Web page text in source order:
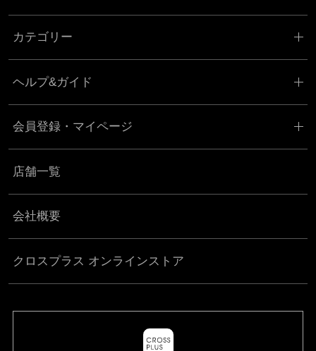
カテゴリー
ヘルプ&ガイド
会員登録・マイページ
店舗一覧
会社概要
クロスプラス オンラインストア